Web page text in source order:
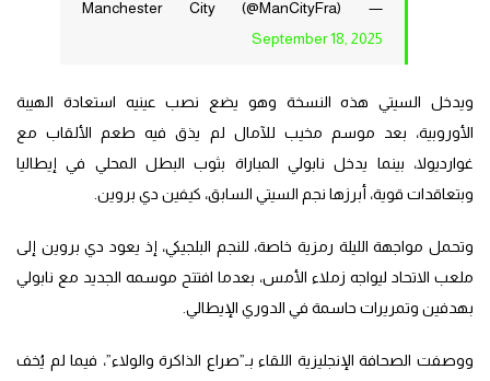
— Manchester City (@ManCityFra)
September 18, 2025
ويدخل السيتي هذه النسخة وهو يضع نصب عينيه استعادة الهيبة
الأوروبية، بعد موسم مخيب للآمال لم يذق فيه طعم الألقاب مع
غوارديولا، بينما يدخل نابولي المباراة بثوب البطل المحلي في إيطاليا
وبتعاقدات قوية، أبرزها نجم السيتي السابق، كيفين دي بروين.
وتحمل مواجهة الليلة رمزية خاصة، للنجم البلجيكي، إذ يعود دي بروين إلى
ملعب الاتحاد ليواجه زملاء الأمس، بعدما افتتح موسمه الجديد مع نابولي
بهدفين وتمريرات حاسمة في الدوري الإيطالي.
ووصفت الصحافة الإنجليزية اللقاء بـ”صراع الذاكرة والولاء”، فيما لم يُخف